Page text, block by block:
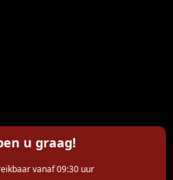
u graag!
vanaf 09:30 uur